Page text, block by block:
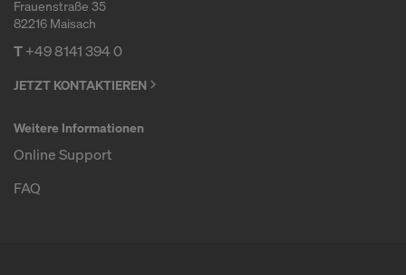
Frauenstraße 35
82216 Maisach
T+49 8141 394 0
JETZT KONTAKTIEREN
Weitere Informationen
Online Support
FAQ